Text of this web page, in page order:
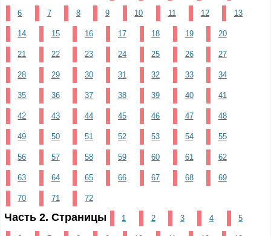
6 7 8 9 10 11 12 13
14 15 16 17 18 19 20
21 22 23 24 25 26 27
28 29 30 31 32 33 34
35 36 37 38 39 40 41
42 43 44 45 46 47 48
49 50 51 52 53 54 55
56 57 58 59 60 61 62
63 64 65 66 67 68 69
70 71 72
Часть 2. Страницы 1 2 3 4 5